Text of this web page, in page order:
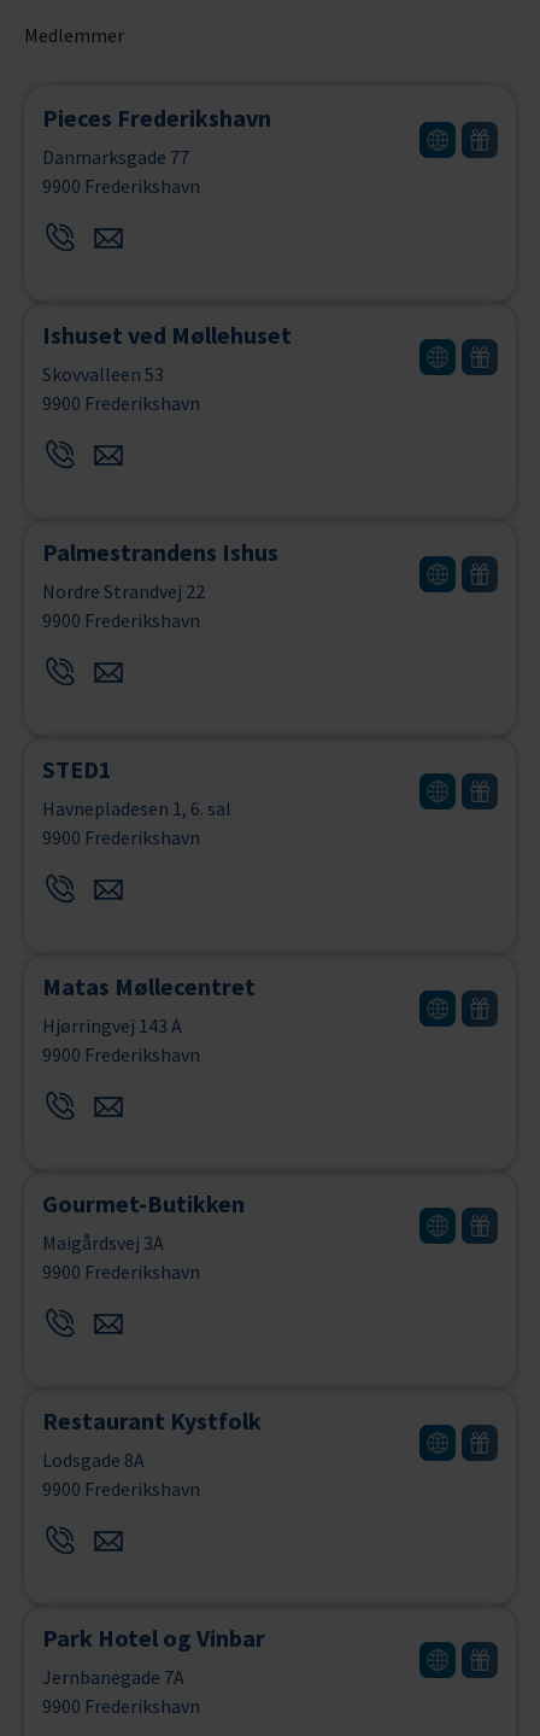
Medlemmer
Pieces Frederikshavn
Danmarksgade 77
9900 Frederikshavn
Ishuset ved Møllehuset
Skovvalleen 53
9900 Frederikshavn
Palmestrandens Ishus
Nordre Strandvej 22
9900 Frederikshavn
STED1
Havnepladesen 1, 6. sal
9900 Frederikshavn
Matas Møllecentret
Hjørringvej 143 A
9900 Frederikshavn
Gourmet-Butikken
Maigårdsvej 3A
9900 Frederikshavn
Restaurant Kystfolk
Lodsgade 8A
9900 Frederikshavn
Park Hotel og Vinbar
Jernbanegade 7A
9900 Frederikshavn